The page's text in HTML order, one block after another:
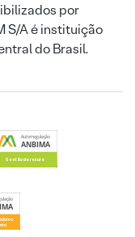
por
S/A é instituição
do Brasil.